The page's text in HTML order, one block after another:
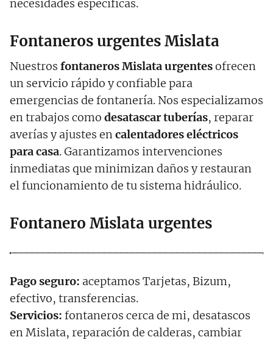
necesidades específicas.
Fontaneros urgentes Mislata
Nuestros fontanerosMislataurgentesofrecen
un servicio rápido y confiable para
emergencias de fontanería. Nos especializamos
en trabajos como desatascar tuberías, reparar
averías y ajustes encalentadores eléctricos
para casa. Garantizamos intervenciones
inmediatas que minimizan daños y restauran
el funcionamiento de tu sistema hidráulico.
Fontanero Mislata urgentes
Pago seguro: aceptamos Tarjetas, Bizum,
efectivo, transferencias.
Servicios: fontaneros cerca de mi, desatascos
en Mislata, reparación de calderas, cambiar